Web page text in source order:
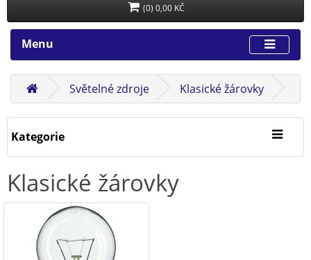
(0) 0,00 KČ
Menu
Světelné zdroje Klasické žárovky
Kategorie
Klasické žárovky